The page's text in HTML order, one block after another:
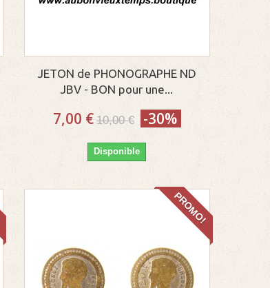
JETON de PHONOGRAPHE ND
JBV - BON pour une...
7,00 € 10,00 € -30%
Disponible
PROMO!